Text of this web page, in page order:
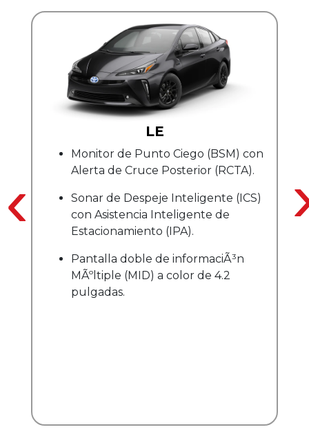
LE
Monitor de Punto Ciego (BSM) con
Alerta de Cruce Posterior (RCTA).
Sonar de Despeje Inteligente (ICS)
con Asistencia Inteligente de
Estacionamiento (IPA).
Pantalla doble de informaciÃ³n
MÃºltiple (MID) a color de 4.2
pulgadas.
‹